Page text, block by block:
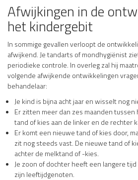
Afwijkingen in de
het kindergebit
In sommige gevallen verloopt de
afwijkend. Je tandarts of mondhygiënist
periodieke controle. In overleg zal hij
volgende afwijkende ontwikkelingen
behandelaar:
Je kind is bijna acht jaar en wisselt nog
Er zitten meer dan zes maanden
tand of kies aan de linker en de rechter
Er komt een nieuwe tand of kies door,
zit nog steeds vast. De nieuwe tand of
achter de melktand of -kies.
Je zoon of dochter heeft een langere
zijn leeftijdgenoten.